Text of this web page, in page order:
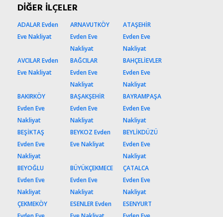
DİĞER İLÇELER
ADALAR Evden
Eve Nakliyat
ARNAVUTKÖY
Evden Eve
Nakliyat
ATAŞEHİR
Evden Eve
Nakliyat
AVCILAR Evden
Eve Nakliyat
BAĞCILAR
Evden Eve
Nakliyat
BAHÇELİEVLER
Evden Eve
Nakliyat
BAKIRKÖY
Evden Eve
Nakliyat
BAŞAKŞEHİR
Evden Eve
Nakliyat
BAYRAMPAŞA
Evden Eve
Nakliyat
BEŞİKTAŞ
Evden Eve
Nakliyat
BEYKOZ Evden
Eve Nakliyat
BEYLİKDÜZÜ
Evden Eve
Nakliyat
BEYOĞLU
Evden Eve
Nakliyat
BÜYÜKÇEKMECE
Evden Eve
Nakliyat
ÇATALCA
Evden Eve
Nakliyat
ÇEKMEKÖY
ESENLER Evden
ESENYURT